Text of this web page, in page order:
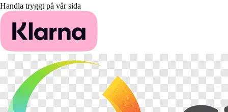
Handla tryggt på vår sida